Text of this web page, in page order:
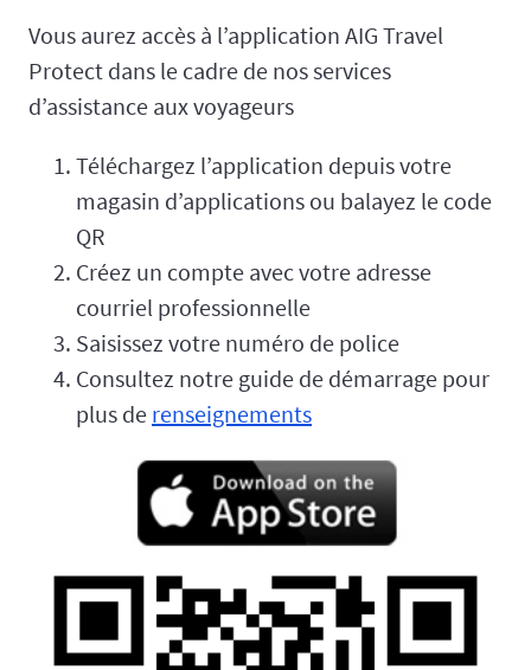
Vous aurez accès à l’application AIG Travel
Protect dans le cadre de nos services
d’assistance aux voyageurs
Téléchargez l’application depuis votre
magasin d’applications ou balayez le code
QR
Créez un compte avec votre adresse
courriel professionnelle
Saisissez votre numéro de police
Consultez notre guide de démarrage pour
plus de renseignements